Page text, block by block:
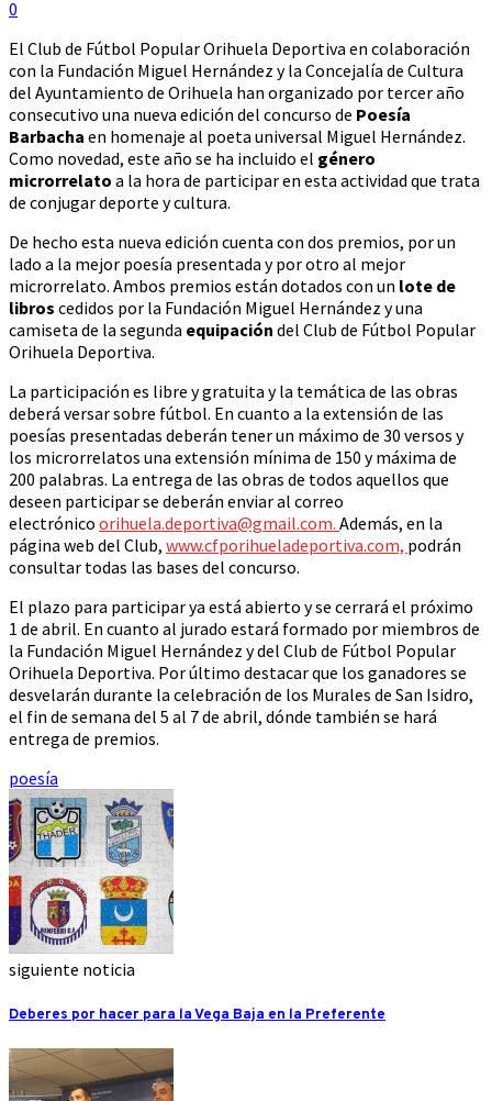
0
El Club de Fútbol Popular Orihuela Deportiva en colaboración
con la Fundación Miguel Hernández y la Concejalía de Cultura
del Ayuntamiento de Orihuela han organizado por tercer año
consecutivo una nueva edición del concurso de Poesía
Barbacha en homenaje al poeta universal Miguel Hernández.
Como novedad, este año se ha incluido el género
microrrelato a la hora de participar en esta actividad que trata
de conjugar deporte y cultura.
De hecho esta nueva edición cuenta con dos premios, por un
lado a la mejor poesía presentada y por otro al mejor
microrrelato. Ambos premios están dotados con un lote de
libros cedidos por la Fundación Miguel Hernández y una
camiseta de la segunda equipación del Club de Fútbol Popular
Orihuela Deportiva.
La participación es libre y gratuita y la temática de las obras
deberá versar sobre fútbol. En cuanto a la extensión de las
poesías presentadas deberán tener un máximo de 30 versos y
los microrrelatos una extensión mínima de 150 y máxima de
200 palabras. La entrega de las obras de todos aquellos que
deseen participar se deberán enviar al correo
electrónico orihuela.deportiva@gmail.com. Además, en la
página web del Club, www.cfporihueladeportiva.com, podrán
consultar todas las bases del concurso.
El plazo para participar ya está abierto y se cerrará el próximo
1 de abril. En cuanto al jurado estará formado por miembros de
la Fundación Miguel Hernández y del Club de Fútbol Popular
Orihuela Deportiva. Por último destacar que los ganadores se
desvelarán durante la celebración de los Murales de San Isidro,
el fin de semana del 5 al 7 de abril, dónde también se hará
entrega de premios.
poesía
siguiente noticia
Deberes por hacer para la Vega Baja en la Preferente